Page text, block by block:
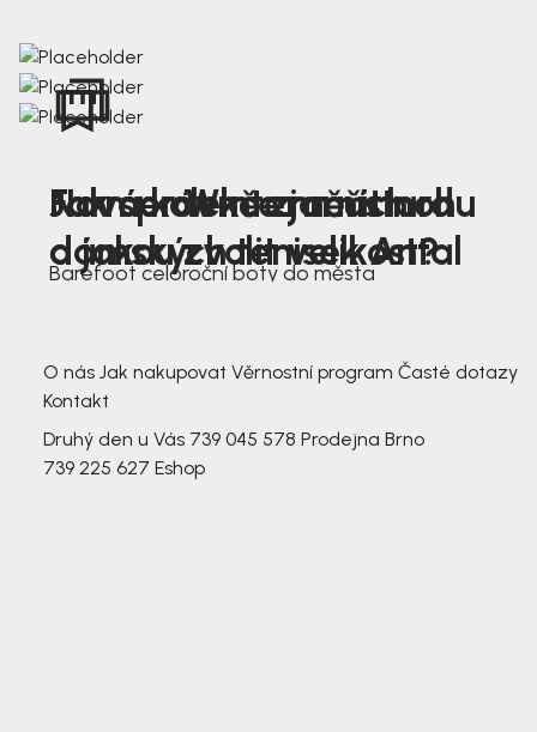
Nová kolekce jarních
dámských tenisek Antal
Jak správně změřit nohu
a jakou zvolit velikost?
Farmer Winter mustard
Barefoot celoroční boty do města
O nás Jak nakupovat Věrnostní program Časté dotazy
Kontakt
Druhý den u Vás 739 045 578 Prodejna Brno
739 225 627 Eshop